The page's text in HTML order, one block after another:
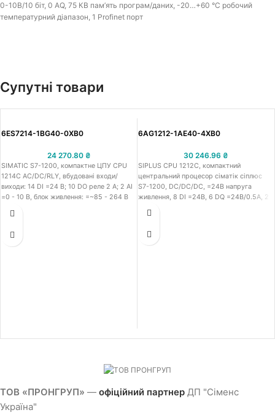
0-10В/10 біт, 0 АQ, 75 КВ пам’ять програм/даних, -20…+60 °C робочий
температурний діапазон, 1 Profinet порт
Супутні товари
6ES7214-1BG40-0XB0
24 270.80 ₴
SIMATIC S7-1200, компактне ЦПУ CPU
1214C AC/DC/RLY, вбудовані входи/
виходи: 14 DI =24 В; 10 DO реле 2 A; 2 AI
=0 - 10 В, блок живлення: =~85 - 264 В
75 Кб
6AG1212-1AE40-4XB0
30 246.96 ₴
SIPLUS CPU 1212C, компактний
центральний процесор сіматік сіплюс
S7-1200, DC/DC/DC, =24В напруга
живлення, 8 DI =24В, 6 DQ =24В/0.5А, 2
ТОВ «ПРОНГРУП» — офіційний партнер ДП "Сіменс
Україна"